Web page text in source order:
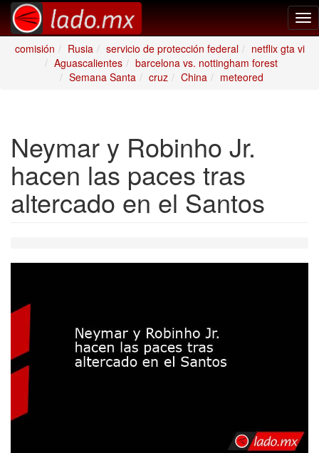
comisión
Rusia servicio de protección federal
netflix gta vi
Aguascalientes
barcelona vs. nottingham forest
Semana Santa
cruz China meteored
Neymar y Robinho Jr.
hacen las paces tras
altercado en el Santos